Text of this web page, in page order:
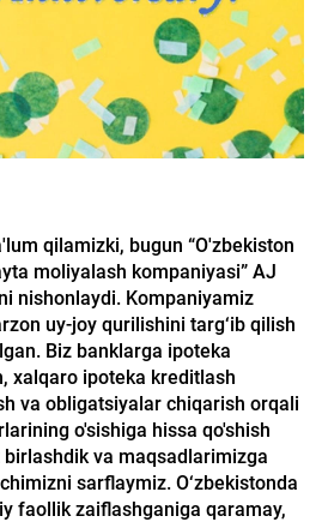
qilamizki, bugun “O'zbekiston
moliyalash kompaniyasi” AJ
nishonlaydi. Kompaniyamiz
uy-joy qurilishini targ‘ib qilish
Biz banklarga ipoteka
xalqaro ipoteka kreditlash
va obligatsiyalar chiqarish orqali
o'sishiga hissa qo'shish
va maqsadlarimizga
sarflaymiz. O‘zbekistonda
faollik zaiflashganiga qaramay,